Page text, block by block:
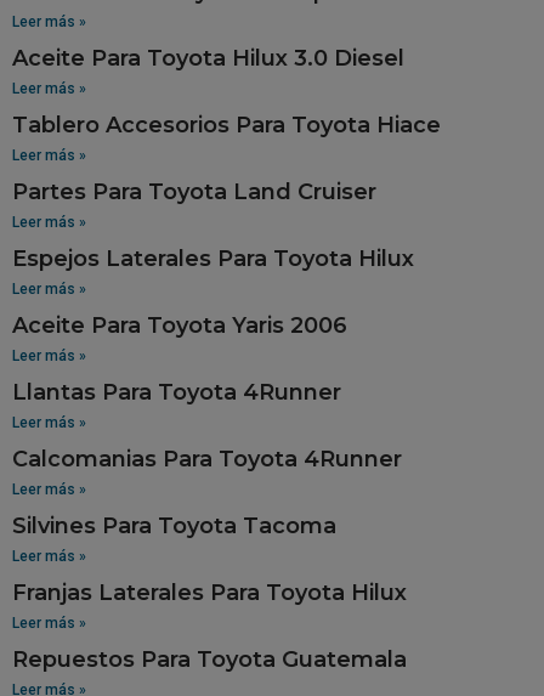
Leer más »
Aceite Para Toyota Hilux 3.0 Diesel
Leer más »
Tablero Accesorios Para Toyota Hiace
Leer más »
Partes Para Toyota Land Cruiser
Leer más »
Espejos Laterales Para Toyota Hilux
Leer más »
Aceite Para Toyota Yaris 2006
Leer más »
Llantas Para Toyota 4Runner
Leer más »
Calcomanias Para Toyota 4Runner
Leer más »
Silvines Para Toyota Tacoma
Leer más »
Franjas Laterales Para Toyota Hilux
Leer más »
Repuestos Para Toyota Guatemala
Leer más »